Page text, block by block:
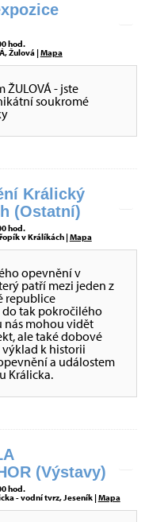
hod.
Žulová |Mapa
ŽULOVÁ - jste
soukromé
Králický
(Ostatní)
hod.
v Králíkách |Mapa
opevnění v
patří mezi jeden z
republice
tak pokročilého
nás mohou vidět
ale také dobové
k historii
a událostem
Králicka.
(Výstavy)
hod.
- vodní tvrz, Jeseník |Mapa